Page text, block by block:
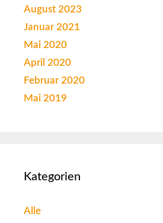
August 2023
Januar 2021
Mai 2020
April 2020
Februar 2020
Mai 2019
Kategorien
Alle